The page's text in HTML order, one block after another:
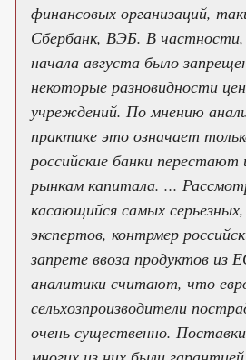
финансовых организаций,
Сбербанк, ВЭБ. В
начала августа было
некоторые разновидности
учреждений. По мнению
практике это означает
российские банки
рынкам капитала. ...
касающийся самых
экспертов, контрмер
запрете ввоза продуктов из
аналитики считают, что
сельхозпроизводители
очень существенно.